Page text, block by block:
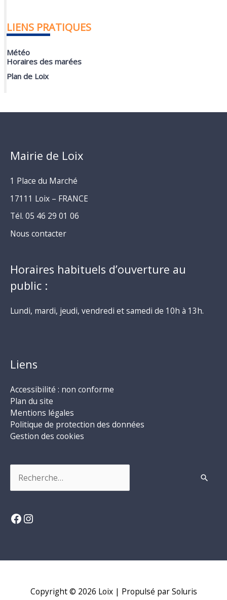
LIENS PRATIQUES
Météo
Horaires des marées
Plan de Loix
Mairie de Loix
1 Place du Marché
17111 Loix – FRANCE
Tél. 05 46 29 01 06
Nous contacter
Horaires habituels d’ouverture au
public :
Lundi, mardi, jeudi, vendredi et samedi de 10h à 13h.
Liens
Accessibilité : non conforme
Plan du site
Mentions légales
Politique de protection des données
Gestion des cookies
Facebook
Instagram
Copyright © 2026 Loix| Propulsé par Soluris